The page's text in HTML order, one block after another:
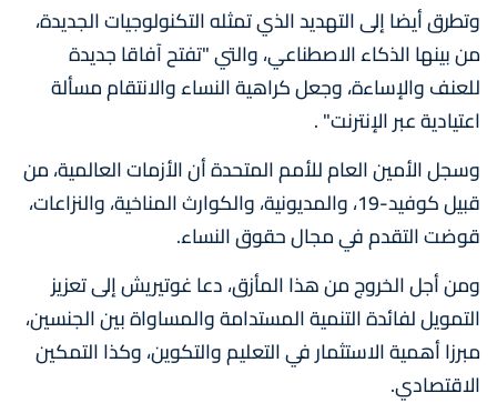
وتطرق أيضا إلى التهديد الذي تمثله التكنولوجيات الجديدة،
من بينها الذكاء الاصطناعي، والتي "تفتح آفاقا جديدة
للعنف والإساءة، وجعل كراهية النساء والانتقام مسألة
اعتيادية عبر الإنترنت" .
وسجل الأمين العام للأمم المتحدة أن الأزمات العالمية، من
قبيل كوفيد-19، والمديونية، والكوارث المناخية، والنزاعات،
قوضت التقدم في مجال حقوق النساء.
ومن أجل الخروج من هذا المأزق، دعا غوتيريش إلى تعزيز
التمويل لفائدة التنمية المستدامة والمساواة بين الجنسين،
مبرزا أهمية الاستثمار في التعليم والتكوين، وكذا التمكين
الاقتصادي.